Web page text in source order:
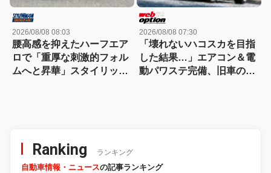
2026/08/08 08:03
腰高感を抑えたハーフエア
ロで「重厚な刺激的フォル
ムへと昇華」スタイリッシ
2026/08/08 07:30
「壊れないハコスカを目指
した結果…」エアコン＆電
動パワステ完備、旧車の常
Ranking ランキング
自動車情報・ニュースの記事ランキング